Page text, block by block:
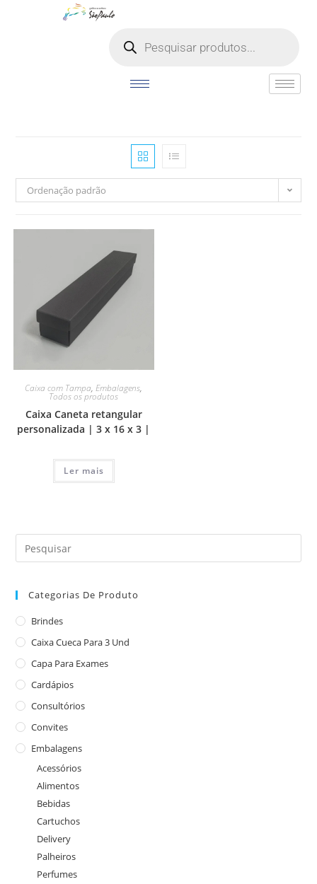
Ordenação padrão
Caixa com Tampa,Embalagens,
Todos os produtos
Caixa Caneta retangular
personalizada | 3 x 16 x 3 |
Ler mais
Categorias De Produto
Brindes
Caixa Cueca Para 3 Und
Capa Para Exames
Cardápios
Consultórios
Convites
Embalagens
Acessórios
Alimentos
Bebidas
Cartuchos
Delivery
Palheiros
Perfumes